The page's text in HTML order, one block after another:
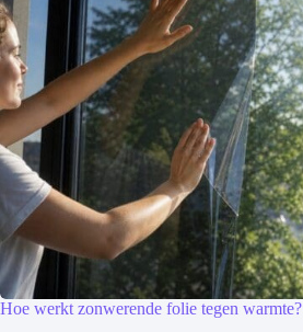
Hoe werkt zonwerende folie tegen warmte?